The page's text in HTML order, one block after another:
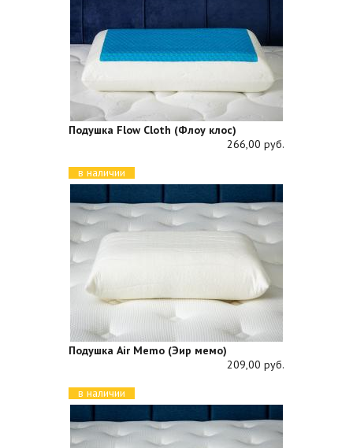
Подушка Flow Cloth (Флоу клос)
266,00 руб.
в наличии
Подушка Air Memo (Эир мемо)
209,00 руб.
в наличии